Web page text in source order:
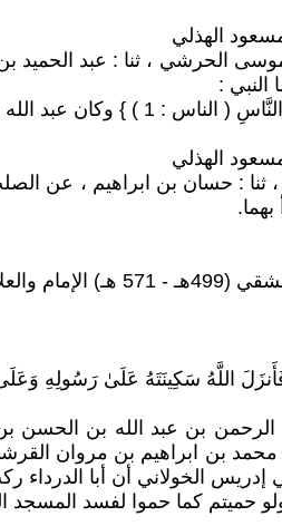
الحرشي ، ثنا : عبد
النبي :
، ثنا : حسان بن ابراهيم ، عن
الباب الصغير.
اللَّهُ سَكِينَتَهُ عَلَىٰ رَسُولِهِ
بن عبد الله بن الحسن بن
بن ابراهيم بن مروان
الخولاني أن أبا
حميتم كما حموا لفسد المسجد